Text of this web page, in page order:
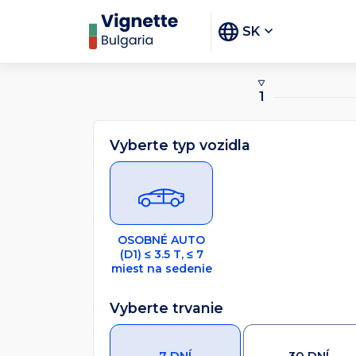
SK
1
Vyberte typ vozidla
OSOBNÉ AUTO
(D1) ≤ 3.5 T, ≤ 7
miest na sedenie
Vyberte trvanie